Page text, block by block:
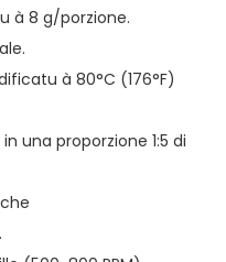
à 8 g/porzione.
à 80°C (176°F)
una proporzione 1:5 di